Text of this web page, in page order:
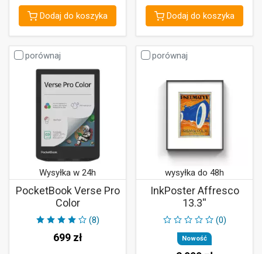
Dodaj do koszyka Dodaj do koszyka
porównaj
Wysyłka w 24h
PocketBook Verse Pro
Color
(8)
699zł
porównaj
wysyłka do 48h
InkPoster Affresco
13.3''
(0)
Nowość